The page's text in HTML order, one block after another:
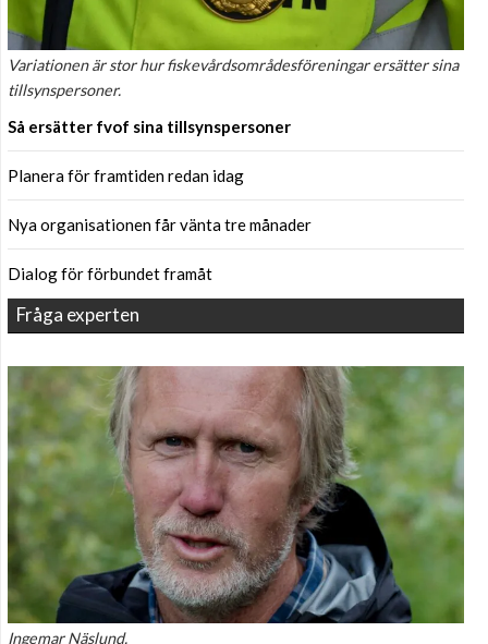
Variationen är stor hur fiskevårdsområdesföreningar ersätter sina
tillsynspersoner.
Så ersätter fvof sina tillsynspersoner
Planera för framtiden redan idag
Nya organisationen får vänta tre månader
Dialog för förbundet framåt
Fråga experten
Ingemar Näslund.